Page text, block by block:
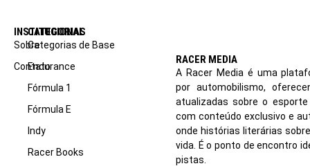
INSTITUCIONAL
Sobre
Contato
CATEGORIAS
Categorias de Base
Endurance
Fórmula 1
Fórmula E
Indy
Racer Books
RACER MEDIA
A Racer Media é uma
por automobilismo,
atualizadas sobre o
com conteúdo exclusivo e
onde histórias literárias
vida. É o ponto de encontro
pistas.